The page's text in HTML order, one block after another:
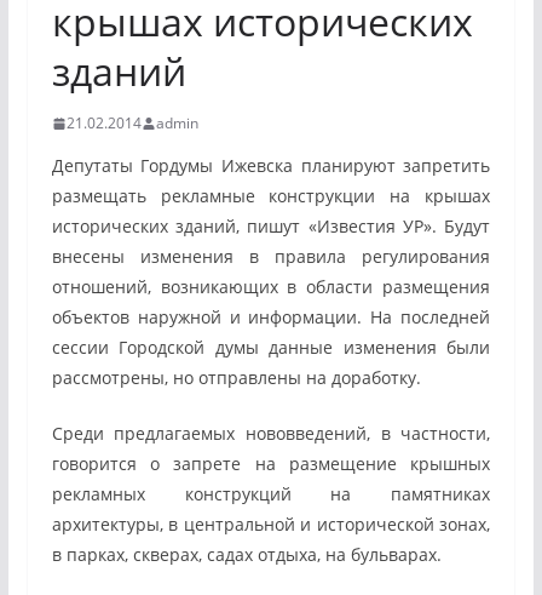
крышах исторических
зданий
21.02.2014 admin
Депутаты Гордумы Ижевска планируют запретить
размещать рекламные конструкции на крышах
исторических зданий, пишут «Известия УР». Будут
внесены изменения в правила регулирования
отношений, возникающих в области размещения
объектов наружной и информации. На последней
сессии Городской думы данные изменения были
рассмотрены, но отправлены на доработку.
Среди предлагаемых нововведений, в частности,
говорится о запрете на размещение крышных
рекламных конструкций на памятниках
архитектуры, в центральной и исторической зонах,
в парках, скверах, садах отдыха, на бульварах.